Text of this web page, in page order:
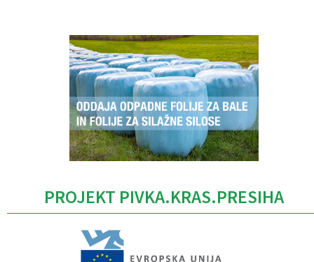
PROJEKT PIVKA.KRAS.PRESIHA